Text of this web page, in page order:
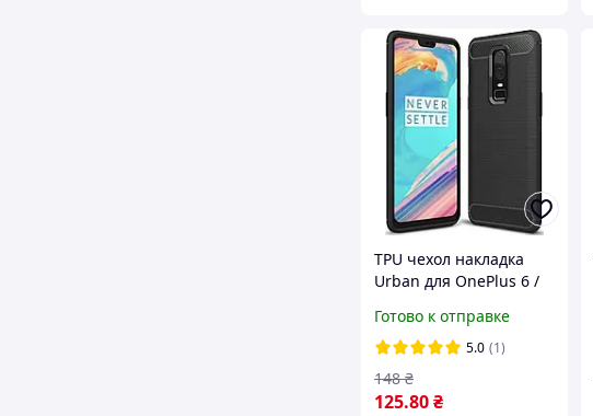
TPU чехол накладка
Urban для OnePlus 6 /
Готово к отправке
5.0 (1)
125.80₴
148 ₴